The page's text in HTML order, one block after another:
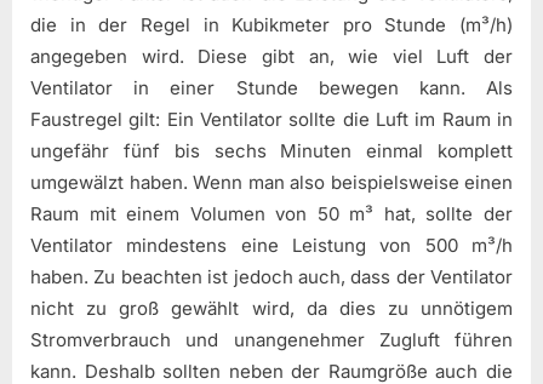
die in der Regel in Kubikmeter pro Stunde (m³/h)
angegeben wird. Diese gibt an, wie viel Luft der
Ventilator in einer Stunde bewegen kann. Als
Faustregel gilt: Ein Ventilator sollte die Luft im Raum in
ungefähr fünf bis sechs Minuten einmal komplett
umgewälzt haben. Wenn man also beispielsweise einen
Raum mit einem Volumen von 50 m³ hat, sollte der
Ventilator mindestens eine Leistung von 500 m³/h
haben. Zu beachten ist jedoch auch, dass der Ventilator
nicht zu groß gewählt wird, da dies zu unnötigem
Stromverbrauch und unangenehmer Zugluft führen
kann. Deshalb sollten neben der Raumgröße auch die